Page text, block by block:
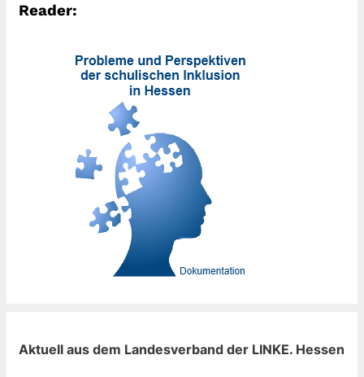
Reader:
Aktuell aus dem Landesverband der LINKE. Hessen